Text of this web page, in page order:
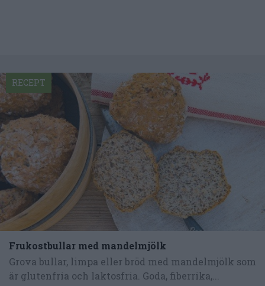
Frukostbullar med mandelmjölk
Grova bullar, limpa eller bröd med mandelmjölk som
är glutenfria och laktosfria. Goda, fiberrika,...
RECEPT